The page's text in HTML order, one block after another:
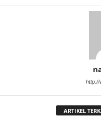
http://
ARTIKEL